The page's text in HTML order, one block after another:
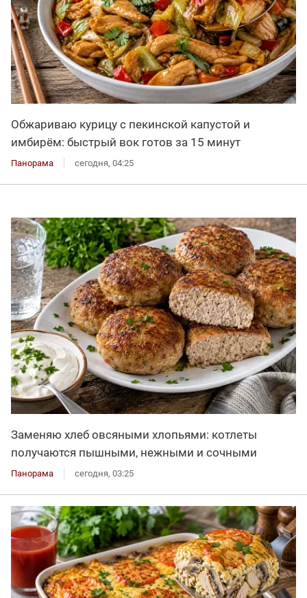
Обжариваю курицу с пекинской капустой и
имбирём: быстрый вок готов за 15 минут
Панорама сегодня, 04:25
Заменяю хлеб овсяными хлопьями: котлеты
получаются пышными, нежными и сочными
Панорама сегодня, 03:25